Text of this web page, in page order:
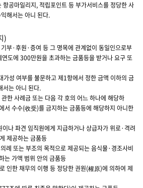
항공마일리지, 적립포인트 등 부가서비스를 정당한 사
해서는 아니 된다.
)
부·후원·증여 등 그 명목에 관계없이 동일인으로부
도에 300만원을 초과하는 금품등을 받거나 요구 또
성 여부를 불문하고 제1항에서 정한 금액 이하의 금
서는 아니 된다.
한 사례금 또는 다음 각 호의 어느 하나에 해당하
서 수수(收受)를 금지하는 금품등에 해당하지 아니한
나 파견 임직원에게 지급하거나 상급자가 위로·격려
제공하는 금품등
례 또는 부조의 목적으로 제공되는 음식물·경조사비
는 가액 범위 안의 금품등
인한 채무의 이행 등 정당한 권원(權原)에 의하여 제